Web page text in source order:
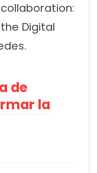
Digital
de
la